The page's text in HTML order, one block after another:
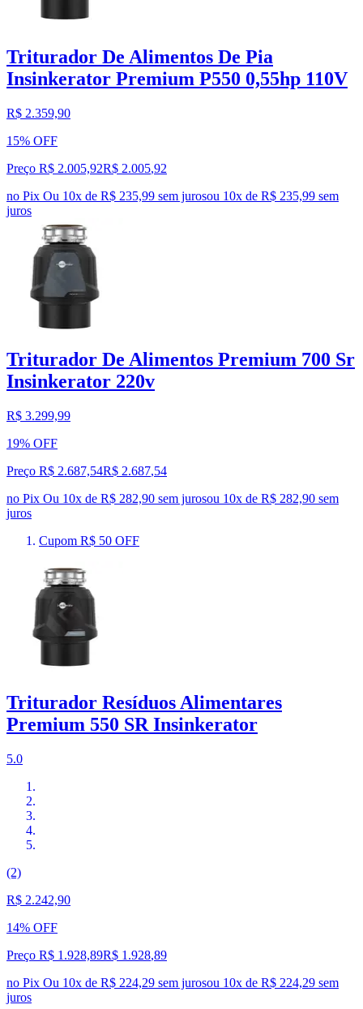
Triturador De Alimentos De Pia
Insinkerator Premium P550 0,55hp 110V
R$ 2.359,90
15% OFF
Preço R$ 2.005,92R$ 2.005,92
no Pix Ou 10x de R$ 235,99 sem jurosou 10x de R$ 235,99 sem
juros
Triturador De Alimentos Premium 700 Sr
Insinkerator 220v
R$ 3.299,99
19% OFF
Preço R$ 2.687,54R$ 2.687,54
no Pix Ou 10x de R$ 282,90 sem jurosou 10x de R$ 282,90 sem
juros
Cupom R$ 50 OFF
Triturador Resíduos Alimentares
Premium 550 SR Insinkerator
5.0
(2)
R$ 2.242,90
14% OFF
Preço R$ 1.928,89R$ 1.928,89
no Pix Ou 10x de R$ 224,29 sem jurosou 10x de R$ 224,29 sem
juros